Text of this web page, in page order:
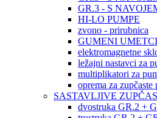
GR.3 - S
HI-LO PUMPE
zvono - prirubnica
GUMENI UMETCI
elektromagnetne
ležajni nastavci za
multiplikatori za
oprema za zupčaste
SASTAVLJIVE
dvostruka GR.2 +